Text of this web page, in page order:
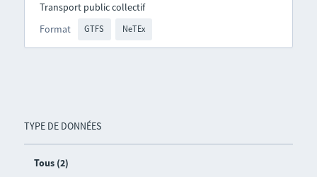
TYPE DE DONNÉES
Tous (2)
Format GTFS NeTEx
Transport public collectif